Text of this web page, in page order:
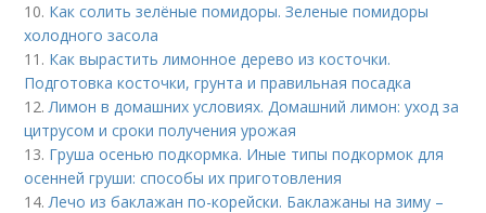
10. Как солить зелёные помидоры. Зеленые помидоры
холодного засола
11. Как вырастить лимонное дерево из косточки.
Подготовка косточки, грунта и правильная посадка
12.Лимон в домашних условиях. Домашний лимон: уход за
цитрусом и сроки получения урожая
13. Груша осенью подкормка. Иные типы подкормок для
осенней груши: способы их приготовления
14.Лечо из баклажан по-корейски. Баклажаны на зиму –